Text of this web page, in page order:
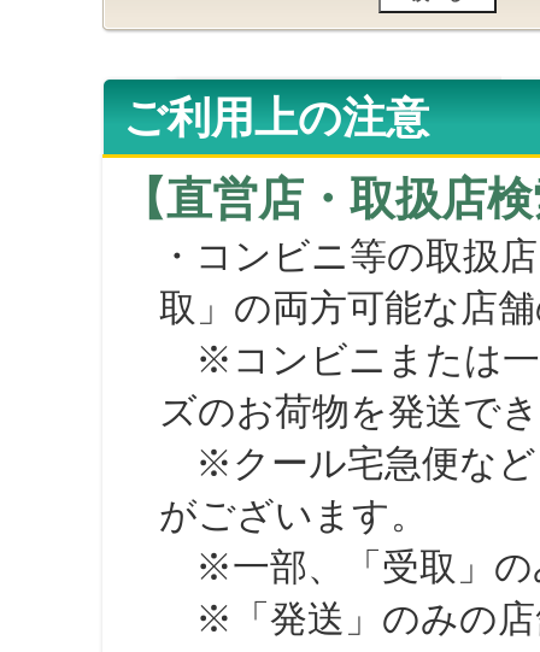
ご利用上の注意
【直営店・取扱店
・コンビニ等の取扱
取」の両方可能な店
※コンビニまたは一
ズのお荷物を発送で
※クール宅急便など
がございます。
※一部、「受取」の
※「発送」のみの店